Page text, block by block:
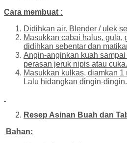
Cara membuat :
Didihkan air. Blender / ulek
Masukkan cabai halus, gula,
didihkan sebentar dan
Angin-anginkan kuah
perasan jeruk nipis atau cuka.
Masukkan kulkas, diamkan 1
Lalu hidangkan dingin-dingin.
Resep Asinan Buah dan
Bahan: